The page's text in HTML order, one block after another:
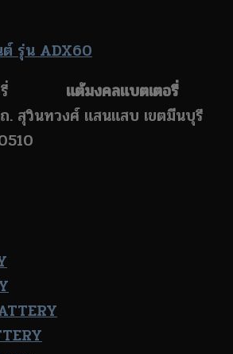
รุ่น ADX60
แต้มงคลแบตเตอรี่
. สุวินทวงศ์ แสนแสบ เขตมีนบุรี